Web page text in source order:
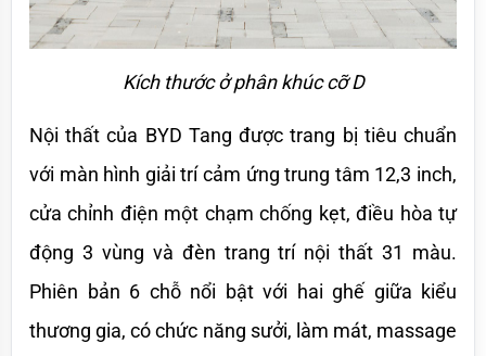
Kích thước ở phân khúc cỡ D
Nội thất của BYD Tang được trang bị tiêu chuẩn
với màn hình giải trí cảm ứng trung tâm 12,3 inch,
cửa chỉnh điện một chạm chống kẹt, điều hòa tự
động 3 vùng và đèn trang trí nội thất 31 màu.
Phiên bản 6 chỗ nổi bật với hai ghế giữa kiểu
thương gia, có chức năng sưởi, làm mát, massage